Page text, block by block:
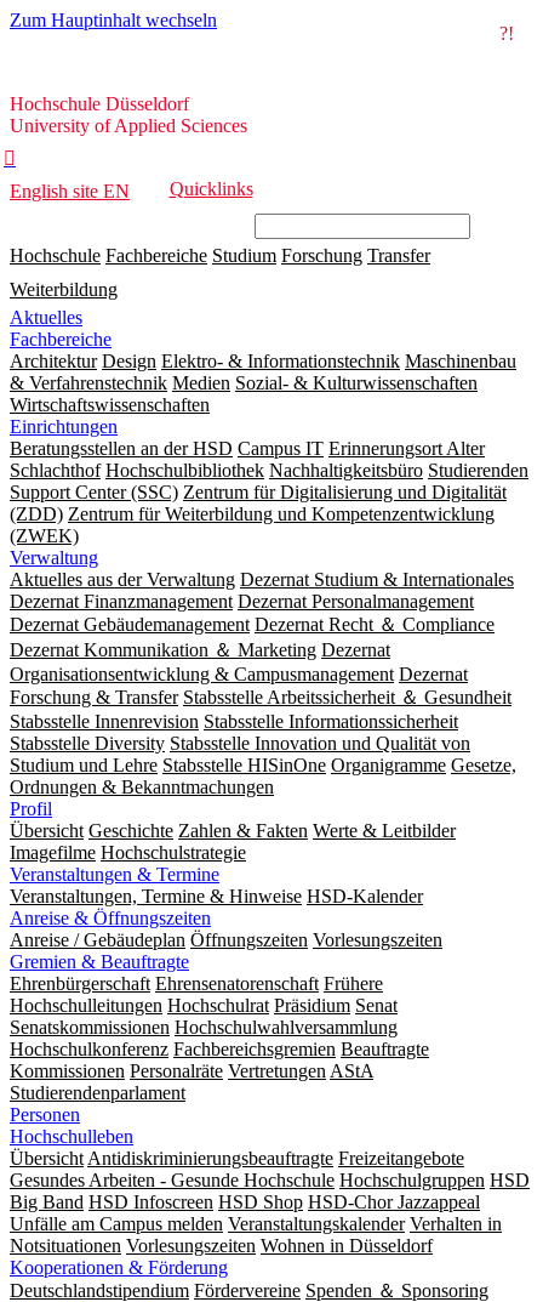
Zum Hauptinhalt wechseln
?!
Hochschule
Düsseldorf
Hochschule Düsseldorf
University of Applied Sciences

English site EN Quicklinks
Hochschule Fachbereiche Studium Forschung Transfer
Weiterbildung
Aktuelles
Fachbereiche
Architektur Design Elektro- & Informationstechnik Maschinenbau
& Verfahrenstechnik Medien Sozial- & Kulturwissenschaften
Wirtschaftswissenschaften
Einrichtungen
Beratungsstellen an der HSD Campus IT Erinnerungsort Alter
Schlachthof Hochschulbibliothek Nachhaltigkeitsbüro Studierenden
Support Center (SSC) Zentrum für Digitalisierung und Digitalität
(ZDD) Zentrum für Weiterbildung und Kompetenzentwicklung
(ZWEK)
Verwaltung
Aktuelles aus der Verwaltung Dezernat Studium & Internationales
Dezernat Finanzmanagement Dezernat Personalmanagement
Dezernat Gebäudemanagement Dezernat Recht ＆ Compliance
Dezernat Kommunikation ＆ Marketing Dezernat
Organisationsentwicklung & Campusmanagement Dezernat
Forschung & Transfer Stabsstelle Arbeitssicherheit ＆ Gesundheit
Stabsstelle Innenrevision Stabsstelle In­for­ma­ti­ons­sicher­heit
Stabsstelle Diversity Stabsstelle Innovation und Qualität von
Studium und Lehre Stabsstelle HISinOne Organigramme Gesetze,
Ordnungen & Bekanntmachungen
Profil
Übersicht Geschichte Zahlen & Fakten Werte & Leitbilder
Imagefilme Hochschulstrategie
Veranstaltungen & Termine
Veranstaltungen, Termine & Hinweise HSD-Kalender
Anreise & Öffnungszeiten
Anreise / Gebäudeplan Öffnungszeiten Vorlesungszeiten
Gremien & Beauftragte
Ehrenbürgerschaft Ehrensenatorenschaft Frühere
Hochschulleitungen Hochschulrat Präsidium Senat
Senatskommissionen Hochschulwahlversammlung
Hochschulkonferenz Fachbereichsgremien Beauftragte
Kommissionen Personalräte Vertretungen AStA
Studierendenparlament
Personen
Hochschulleben
Übersicht Antidiskriminierungsbeauftragte Freizeitangebote
Gesundes Arbeiten - Gesunde Hochschule Hochschulgruppen HSD
Big Band HSD Infoscreen HSD Shop HSD-Chor Jazzappeal
Unfälle am Campus melden Veranstaltungskalender Verhalten in
Notsituationen Vorlesungszeiten Wohnen in Düsseldorf
Kooperationen & Förderung
Deutschlandstipendium Fördervereine Spenden ＆ Sponsoring